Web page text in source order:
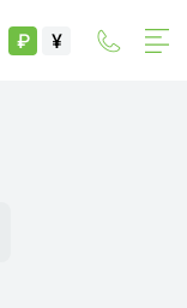
₽ ¥